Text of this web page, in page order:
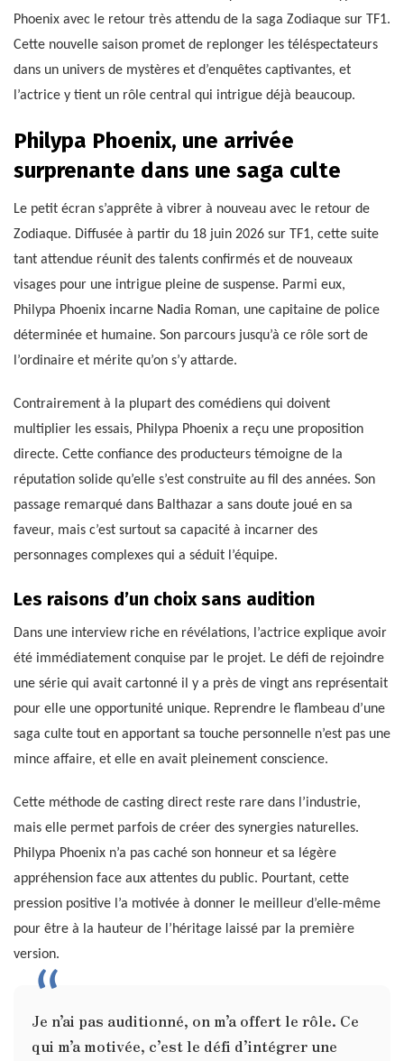
Phoenix avec le retour très attendu de la saga Zodiaque sur TF1.
Cette nouvelle saison promet de replonger les téléspectateurs
dans un univers de mystères et d’enquêtes captivantes, et
l’actrice y tient un rôle central qui intrigue déjà beaucoup.
Philypa Phoenix, une arrivée
surprenante dans une saga culte
Le petit écran s’apprête à vibrer à nouveau avec le retour de
Zodiaque. Diffusée à partir du 18 juin 2026 sur TF1, cette suite
tant attendue réunit des talents confirmés et de nouveaux
visages pour une intrigue pleine de suspense. Parmi eux,
Philypa Phoenix incarne Nadia Roman, une capitaine de police
déterminée et humaine. Son parcours jusqu’à ce rôle sort de
l’ordinaire et mérite qu’on s’y attarde.
Contrairement à la plupart des comédiens qui doivent
multiplier les essais, Philypa Phoenix a reçu une proposition
directe. Cette confiance des producteurs témoigne de la
réputation solide qu’elle s’est construite au fil des années. Son
passage remarqué dans Balthazar a sans doute joué en sa
faveur, mais c’est surtout sa capacité à incarner des
personnages complexes qui a séduit l’équipe.
Les raisons d’un choix sans audition
Dans une interview riche en révélations, l’actrice explique avoir
été immédiatement conquise par le projet. Le défi de rejoindre
une série qui avait cartonné il y a près de vingt ans représentait
pour elle une opportunité unique. Reprendre le flambeau d’une
saga culte tout en apportant sa touche personnelle n’est pas une
mince affaire, et elle en avait pleinement conscience.
Cette méthode de casting direct reste rare dans l’industrie,
mais elle permet parfois de créer des synergies naturelles.
Philypa Phoenix n’a pas caché son honneur et sa légère
appréhension face aux attentes du public. Pourtant, cette
pression positive l’a motivée à donner le meilleur d’elle-même
pour être à la hauteur de l’héritage laissé par la première
version.
Je n’ai pas auditionné, on m’a offert le rôle. Ce
qui m’a motivée, c’est le défi d’intégrer une